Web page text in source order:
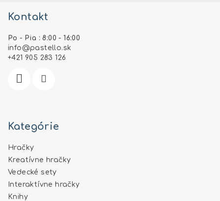
Kontakt
Po - Pia : 8:00 - 16:00
info @pastello.sk
+421 905 283 126
Kategórie
Hračky
Kreatívne hračky
Vedecké sety
Interaktívne hračky
Knihy